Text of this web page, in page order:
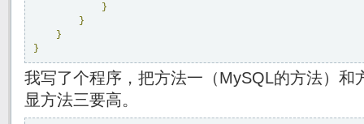
}
}
}
}
我写了个程序，把方法一（MySQL的方法）和
显方法三要高。